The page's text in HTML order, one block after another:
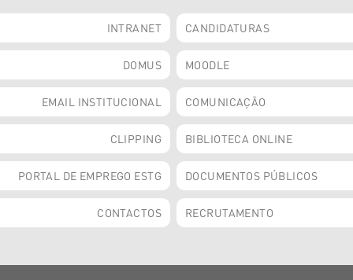
INTRANET CANDIDATURAS
DOMUS MOODLE
EMAIL INSTITUCIONAL COMUNICAÇÃO
CLIPPING BIBLIOTECA ONLINE
PORTAL DE EMPREGO ESTG DOCUMENTOS PÚBLICOS
CONTACTOS RECRUTAMENTO